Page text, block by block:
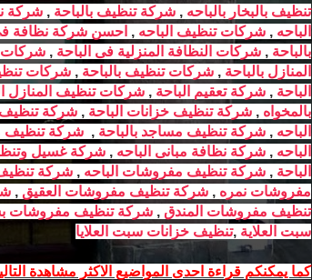
تنظيف بالبخار بالباحه , شركة تنظيف بالباحة , شركة
الباحه , شركات تنظيف الباحه , احسن شركة نظافة
بالباحة , شركات النظافة المنزلية فى الباحة , شركات
المنازل بالباحة , شركات تنظيف بالباحة , شركات
الباحة , شركة تعقيم الباحة , شركات تنظيف المنازل
بالمخواه , شركة تنظيف خزانات الباحة , شركة تنظيف
الباحه , شركة تنظيف مساجد بالباحة , شركة تنظيف
الباحه , شركة نظافة مبانى الباحه , شركة غسيل
الباحة , شركة تنظيف مفروشات الباحه , شركة
مفروشات نمره , شركة تنظيف مفروشات العقيق ,
تنظيف مفروشات المندق , شركة تنظيف مفروشات
سبت العلاية ,تنظيف خزانات سبت العلايا
كما يمكنكم قراءة احدى المواضيع الاكثر مشاهدة